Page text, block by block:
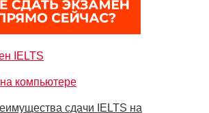
IELTS
на компьютере
сдачи IELTS на